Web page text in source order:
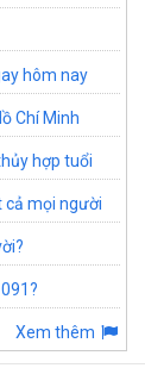
hôm nay
Chí Minh
hợp tuổi
cả mọi người
Xem thêm